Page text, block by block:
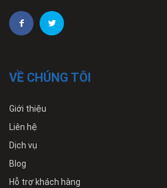
VỀ CHÚNG TÔI
Giới thiệu
Liên hệ
Dịch vụ
Blog
Hỗ trợ khách hàng